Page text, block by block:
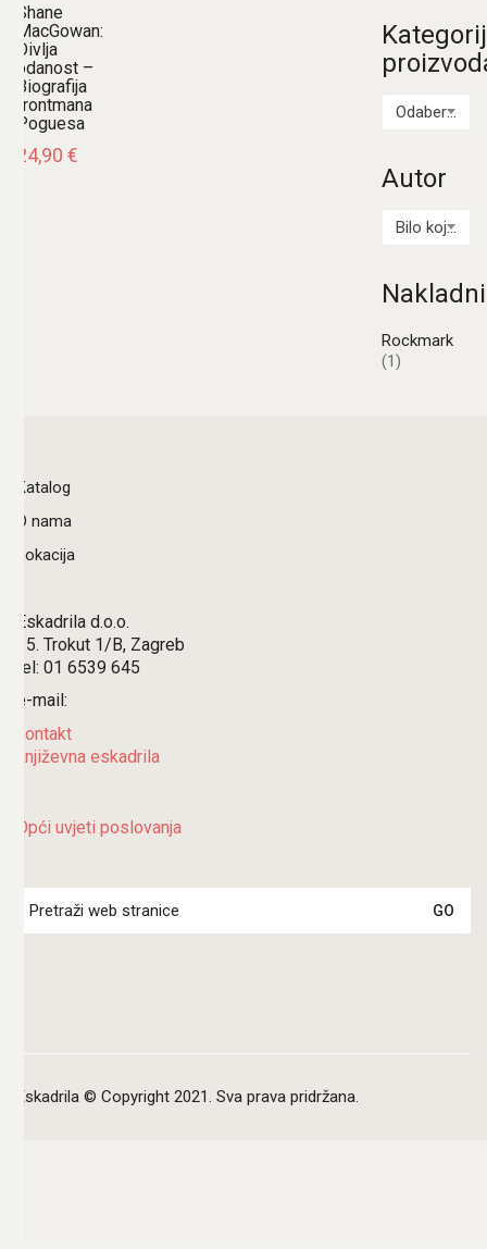
Shane
MacGowan:
Divlja
odanost –
Biografija
frontmana
Poguesa
24,90 €
Odaberi kategoriju
Autor
Bilo koji Autor
Rockmark
(1)
Katalog
O nama
Lokacija
Eskadrila d.o.o.
15. Trokut 1/B, Zagreb
tel: 01 6539 645
e-mail:
kontakt
književna eskadrila
Opći uvjeti poslovanja
for:
Eskadrila © Copyright 2021. Sva prava pridržana.